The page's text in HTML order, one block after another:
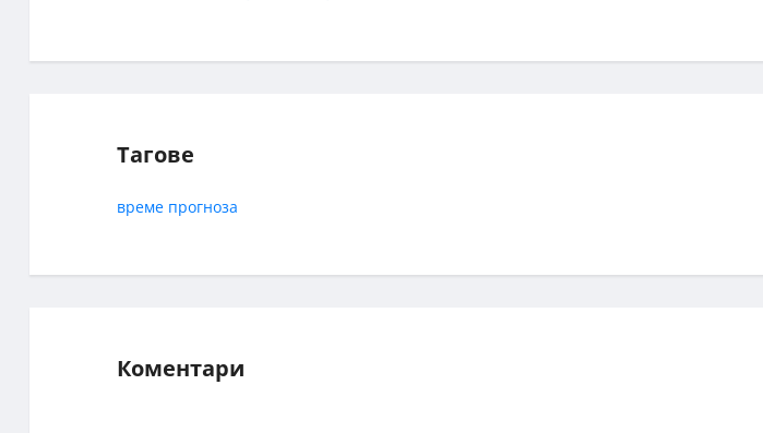
Тагове
време прогноза
Коментари